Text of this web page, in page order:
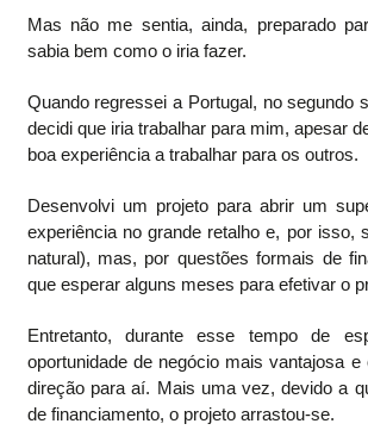
Mas não me sentia, ainda, preparado
sabia bem como o iria fazer.
Quando regressei a Portugal, no segundo
decidi que iria trabalhar para mim, apesar
boa experiência a trabalhar para os outros.
Desenvolvi um projeto para abrir um
experiência no grande retalho e, por isso,
natural), mas, por questões formais de
que esperar alguns meses para efetivar o
Entretanto, durante esse tempo de
oportunidade de negócio mais vantajosa
direção para aí. Mais uma vez, devido a
de financiamento, o projeto arrastou-se.